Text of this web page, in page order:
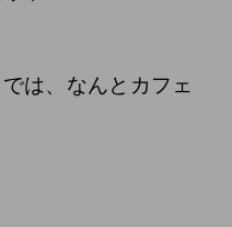
は、なんとカフェ